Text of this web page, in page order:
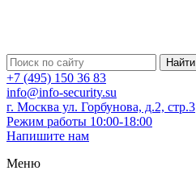
Найти
+7 (495) 150 36 83
info@info-security.su
г. Москва ул. Горбунова, д.2, стр.3
Режим работы 10:00-18:00
Напишите нам
Меню